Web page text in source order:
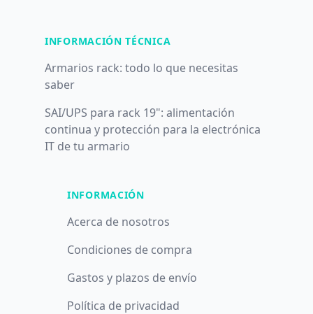
INFORMACIÓN TÉCNICA
Armarios rack: todo lo que necesitas
saber
SAI/UPS para rack 19": alimentación
continua y protección para la electrónica
IT de tu armario
INFORMACIÓN
Acerca de nosotros
Condiciones de compra
Gastos y plazos de envío
Política de privacidad